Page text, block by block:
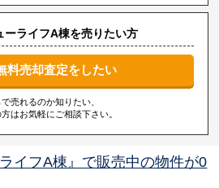
ーライフA棟を売りたい方
料売却査定をしたい
売れるのか知りたい、
はお気軽にご相談下さい。
イフA棟』で販売中の物件が0